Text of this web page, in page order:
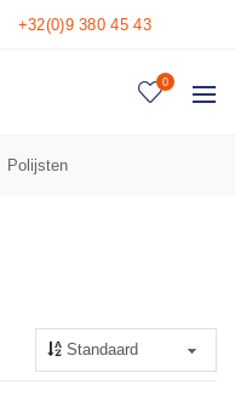
+32(0)9 380 45 43
0
Polijsten